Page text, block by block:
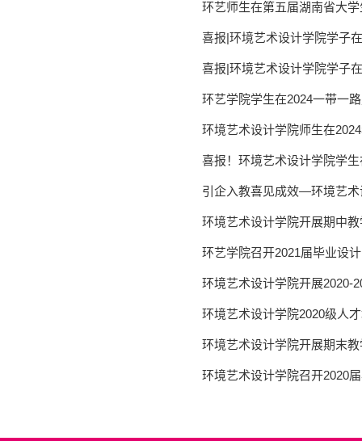
环艺师生在第五届湖南省大
喜报|环境艺术设计学院学子
喜报|环境艺术设计学院学子
环境艺术设计学院师生在
引企入教喜见成效—环境艺术
环境艺术设计学院开展期中
环艺学院召开2021届毕业设
环境艺术设计学院开展2020-
环境艺术设计学院2020级人
环境艺术设计学院开展期末
环境艺术设计学院召开2020